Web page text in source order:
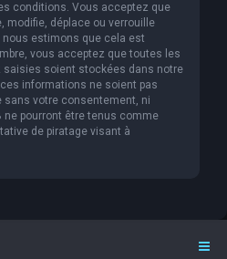
conditions. Vous acceptez que
modifie, déplace ou verrouille
nous estimons que cela est
vous acceptez que toutes les
saisies soient stockées dans notre
informations ne soient pas
sans votre consentement, ni
ne pourront être tenus comme
de piratage visant à